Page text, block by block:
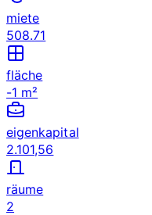
miete
508.71
fläche
-1 m²
eigenkapital
2.101,56
räume
2